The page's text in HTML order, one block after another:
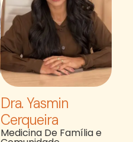
Dra. Yasmin
Cerqueira
Medicina De Família e